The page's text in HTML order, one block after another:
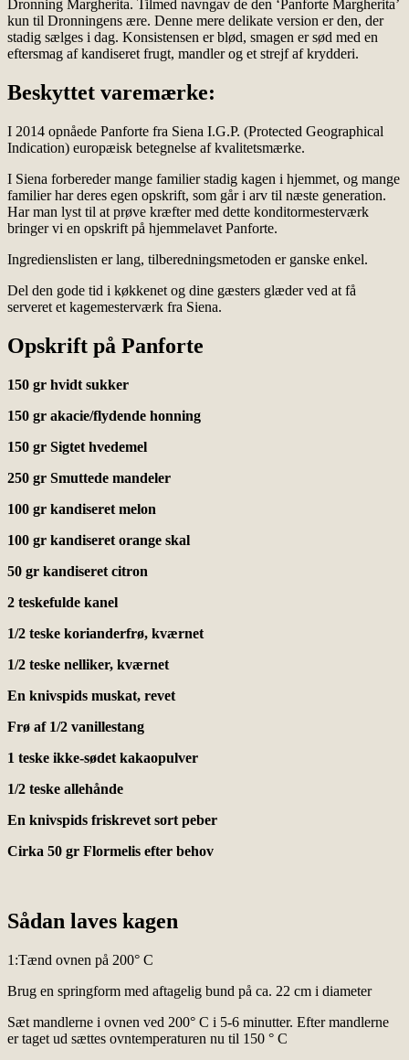
Dronning Margherita. Tilmed navngav de den ‘Panforte Margherita’
kun til Dronningens ære. Denne mere delikate version er den, der
stadig sælges i dag. Konsistensen er blød, smagen er sød med en
eftersmag af kandiseret frugt, mandler og et strejf af krydderi.
Beskyttet varemærke:
I 2014 opnåede Panforte fra Siena I.G.P. (Protected Geographical
Indication) europæisk betegnelse af kvalitetsmærke.
I Siena forbereder mange familier stadig kagen i hjemmet, og mange
familier har deres egen opskrift, som går i arv til næste generation.
Har man lyst til at prøve kræfter med dette konditormesterværk
bringer vi en opskrift på hjemmelavet Panforte.
Ingredienslisten er lang, tilberedningsmetoden er ganske enkel.
Del den gode tid i køkkenet og dine gæsters glæder ved at få
serveret et kagemesterværk fra Siena.
Opskrift på Panforte
150 gr hvidt sukker
150 gr akacie/flydende honning
150 gr Sigtet hvedemel
250 gr Smuttede mandeler
100 gr kandiseret melon
100 gr kandiseret orange skal
50 gr kandiseret citron
2 teskefulde kanel
1/2 teske korianderfrø, kværnet
1/2 teske nelliker, kværnet
En knivspids muskat, revet
Frø af 1/2 vanillestang
1 teske ikke-sødet kakaopulver
1/2 teske allehånde
En knivspids friskrevet sort peber
Cirka 50 gr Flormelis efter behov
Sådan laves kagen
1:Tænd ovnen på 200° C
Brug en springform med aftagelig bund på ca. 22 cm i diameter
Sæt mandlerne i ovnen ved 200° C i 5-6 minutter. Efter mandlerne
er taget ud sættes ovntemperaturen nu til 150 ° C